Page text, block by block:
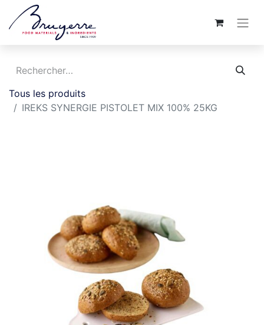
Tous les produits
IREKS SYNERGIE PISTOLET MIX 100% 25KG